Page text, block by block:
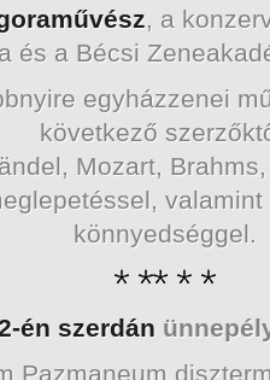
, a
és a Bécsi
egyházzenei
következő
Mozart,
könnyedséggel.
én szerdán
Pazmaneum